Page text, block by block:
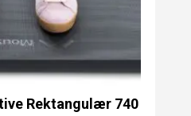
Rektangulær 740